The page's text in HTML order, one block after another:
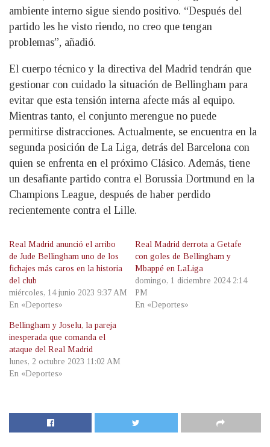
ambiente interno sigue siendo positivo. “Después del
partido les he visto riendo, no creo que tengan
problemas”, añadió.
El cuerpo técnico y la directiva del Madrid tendrán que
gestionar con cuidado la situación de Bellingham para
evitar que esta tensión interna afecte más al equipo.
Mientras tanto, el conjunto merengue no puede
permitirse distracciones. Actualmente, se encuentra en la
segunda posición de La Liga, detrás del Barcelona con
quien se enfrenta en el próximo Clásico. Además, tiene
un desafiante partido contra el Borussia Dortmund en la
Champions League, después de haber perdido
recientemente contra el Lille.
Real Madrid anunció el arribo
de Jude Bellingham uno de los
fichajes más caros en la historia
del club
miércoles, 14 junio 2023 9:37 AM
En «Deportes»
Real Madrid derrota a Getafe
con goles de Bellingham y
Mbappé en LaLiga
domingo, 1 diciembre 2024 2:14
PM
En «Deportes»
Bellingham y Joselu, la pareja
inesperada que comanda el
ataque del Real Madrid
lunes, 2 octubre 2023 11:02 AM
En «Deportes»